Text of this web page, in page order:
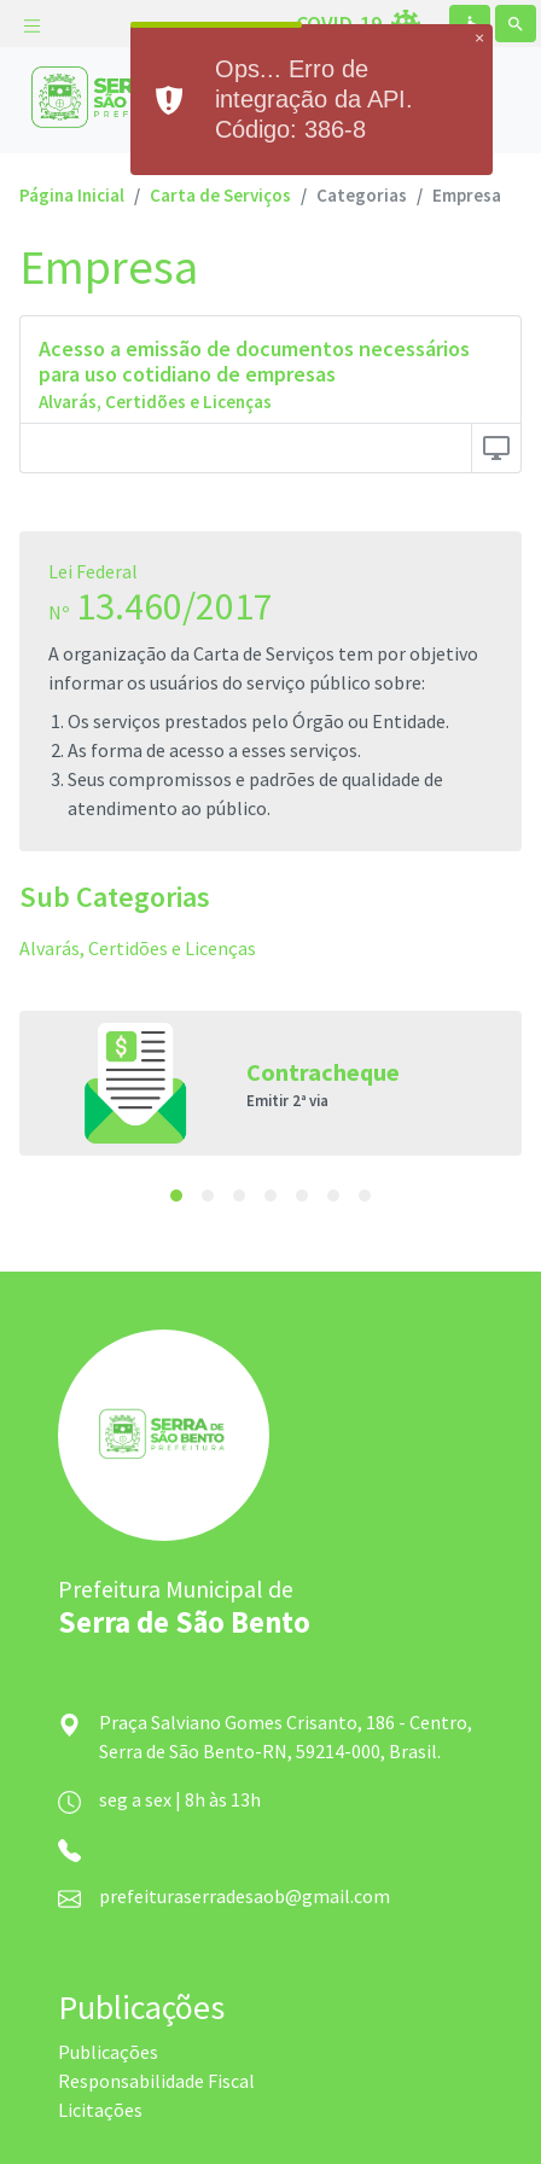
COVID-19 accessible search
Prefeitura Municipal de
Serra de São Bento
Página Inicial Carta de Serviços Categorias Empresa
Empresa
Acesso a emissão de documentos necessários
para uso cotidiano de empresas
Alvarás, Certidões e Licenças
desktop_windows
Lei Federal
Nº 13.460/2017
A organização da Carta de Serviços tem por objetivo
informar os usuários do serviço público sobre:
Os serviços prestados pelo Órgão ou Entidade.
As forma de acesso a esses serviços.
Seus compromissos e padrões de qualidade de
atendimento ao público.
Sub Categorias
Alvarás, Certidões e Licenças
Contracheque
Emitir 2ª via
Prefeitura Municipal de
Serra de São Bento
Praça Salviano Gomes Crisanto, 186 - Centro,
Serra de São Bento-RN, 59214-000, Brasil.
seg a sex | 8h às 13h
prefeituraserradesaob@gmail.com
Publicações
Publicações
Responsabilidade Fiscal
Licitações
×
Ops... Erro de
integração da API.
Código: 386-8